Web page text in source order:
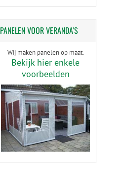
PANELENVOOR VERANDA'S
Wij maken panelen op maat.
Bekijk hier enkele
voorbeelden